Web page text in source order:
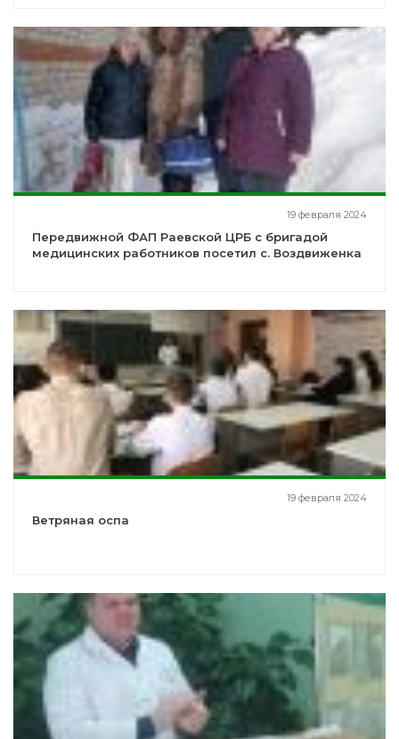
19 февраля 2024
Передвижной ФАП Раевской ЦРБ с бригадой
медицинских работников посетил с. Воздвиженка
19 февраля 2024
Ветряная оспа